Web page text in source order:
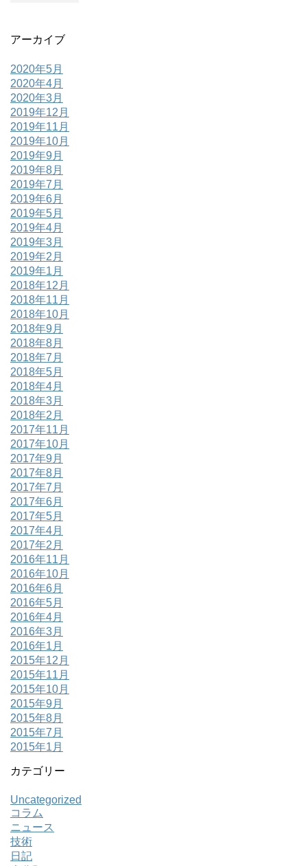
アーカイブ
2020年5月
2020年4月
2020年3月
2019年12月
2019年11月
2019年10月
2019年9月
2019年8月
2019年7月
2019年6月
2019年5月
2019年4月
2019年3月
2019年2月
2019年1月
2018年12月
2018年11月
2018年10月
2018年9月
2018年8月
2018年7月
2018年5月
2018年4月
2018年3月
2018年2月
2017年11月
2017年10月
2017年9月
2017年8月
2017年7月
2017年6月
2017年5月
2017年4月
2017年2月
2016年11月
2016年10月
2016年6月
2016年5月
2016年4月
2016年3月
2016年1月
2015年12月
2015年11月
2015年10月
2015年9月
2015年8月
2015年7月
2015年1月
カテゴリー
Uncategorized
コラム
ニュース
技術
日記